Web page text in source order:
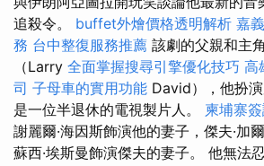
追殺令。 buffet外燴價格透明解析 嘉
務 台中整復服務推薦 該劇的父親和主
（Larry 全面掌握搜尋引擎優化技巧 高
司 子母車的實用功能 David），他扮
是一位半退休的電視製片人。 柬埔寨
謝麗爾·海因斯飾演他的妻子，傑夫·加
蘇西·埃斯曼飾演傑夫的妻子。 他無法